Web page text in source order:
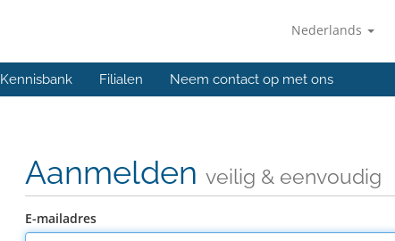
Nederlands
Kennisbank Filialen Neem contact op met ons
Aanmelden veilig & eenvoudig
E-mailadres